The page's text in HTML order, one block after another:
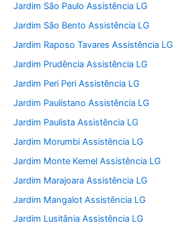
Jardim São Paulo Assistência LG
Jardim São Bento Assistência LG
Jardim Raposo Tavares Assistência LG
Jardim Prudência Assistência LG
Jardim Peri Peri Assistência LG
Jardim Paulistano Assistência LG
Jardim Paulista Assistência LG
Jardim Morumbi Assistência LG
Jardim Monte Kemel Assistência LG
Jardim Marajoara Assistência LG
Jardim Mangalot Assistência LG
Jardim Lusitânia Assistência LG